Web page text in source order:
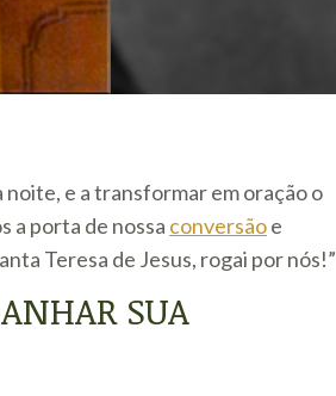
noite, e a transformar em oração o
a porta de nossa conversãoe
Teresa de Jesus, rogai por nós!”
SUA